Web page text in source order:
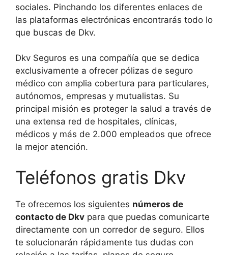
sociales. Pinchando los diferentes enlaces de
las plataformas electrónicas encontrarás todo lo
que buscas de Dkv.
Dkv Seguros es una compañía que se dedica
exclusivamente a ofrecer pólizas de seguro
médico con amplia cobertura para particulares,
autónomos, empresas y mutualistas. Su
principal misión es proteger la salud a través de
una extensa red de hospitales, clínicas,
médicos y más de 2.000 empleados que ofrece
la mejor atención.
Teléfonos gratis Dkv
Te ofrecemos los siguientes números de
contacto de Dkv para que puedas comunicarte
directamente con un corredor de seguro. Ellos
te solucionarán rápidamente tus dudas con